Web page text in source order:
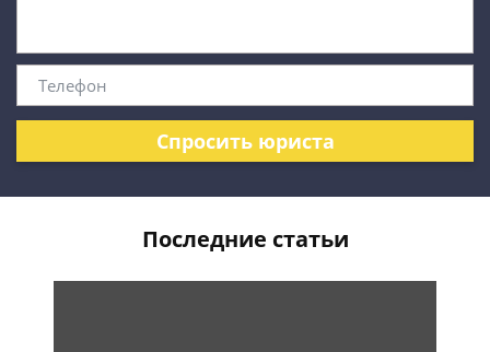
Спросить юриста
Последние статьи